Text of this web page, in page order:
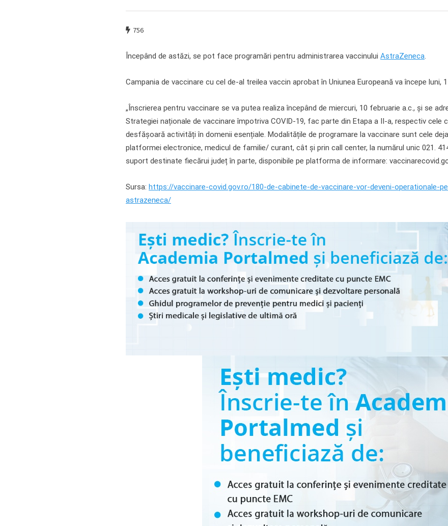
756
Începând de astăzi, se pot face programări pentru administrarea vaccinului AstraZeneca.
Campania de vaccinare cu cel de-al treilea vaccin aprobat în Uniunea Europeană va începe luni,
„Înscrierea pentru vaccinare se va putea realiza începând de miercuri, 10 februarie a.c., și se
Strategiei naționale de vaccinare împotriva COVID-19, fac parte din Etapa a II-a, respectiv cele
desfășoară activități în domenii esențiale. Modalitățile de programare la vaccinare sunt cele
platformei electronice, medicul de familie/ curant, cât și prin call center, la numărul unic 021.
suport destinate fiecărui județ în parte, disponibile pe platforma de informare:
Sursa: https://vaccinare-covid.gov.ro/180-de-cabinete-de-vaccinare-vor-deveni-operationale-
astrazeneca/